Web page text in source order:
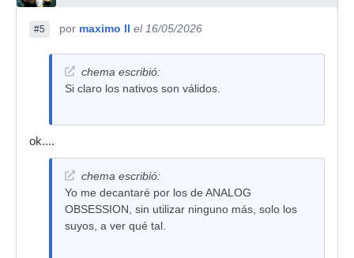
#5 por maximo II el 16/05/2026
chema escribió:
Si claro los nativos son válidos.
ok....
chema escribió:
Yo me decantaré por los de ANALOG
OBSESSION, sin utilizar ninguno más, solo los
suyos, a ver qué tal.